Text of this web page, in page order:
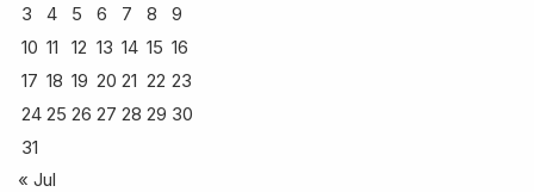
3
4 5 6 7 8
9
10 11 12 13 14 15 16
17 18 19 20 21 22 23
24 25 26 27 28 29 30
31
« Jul